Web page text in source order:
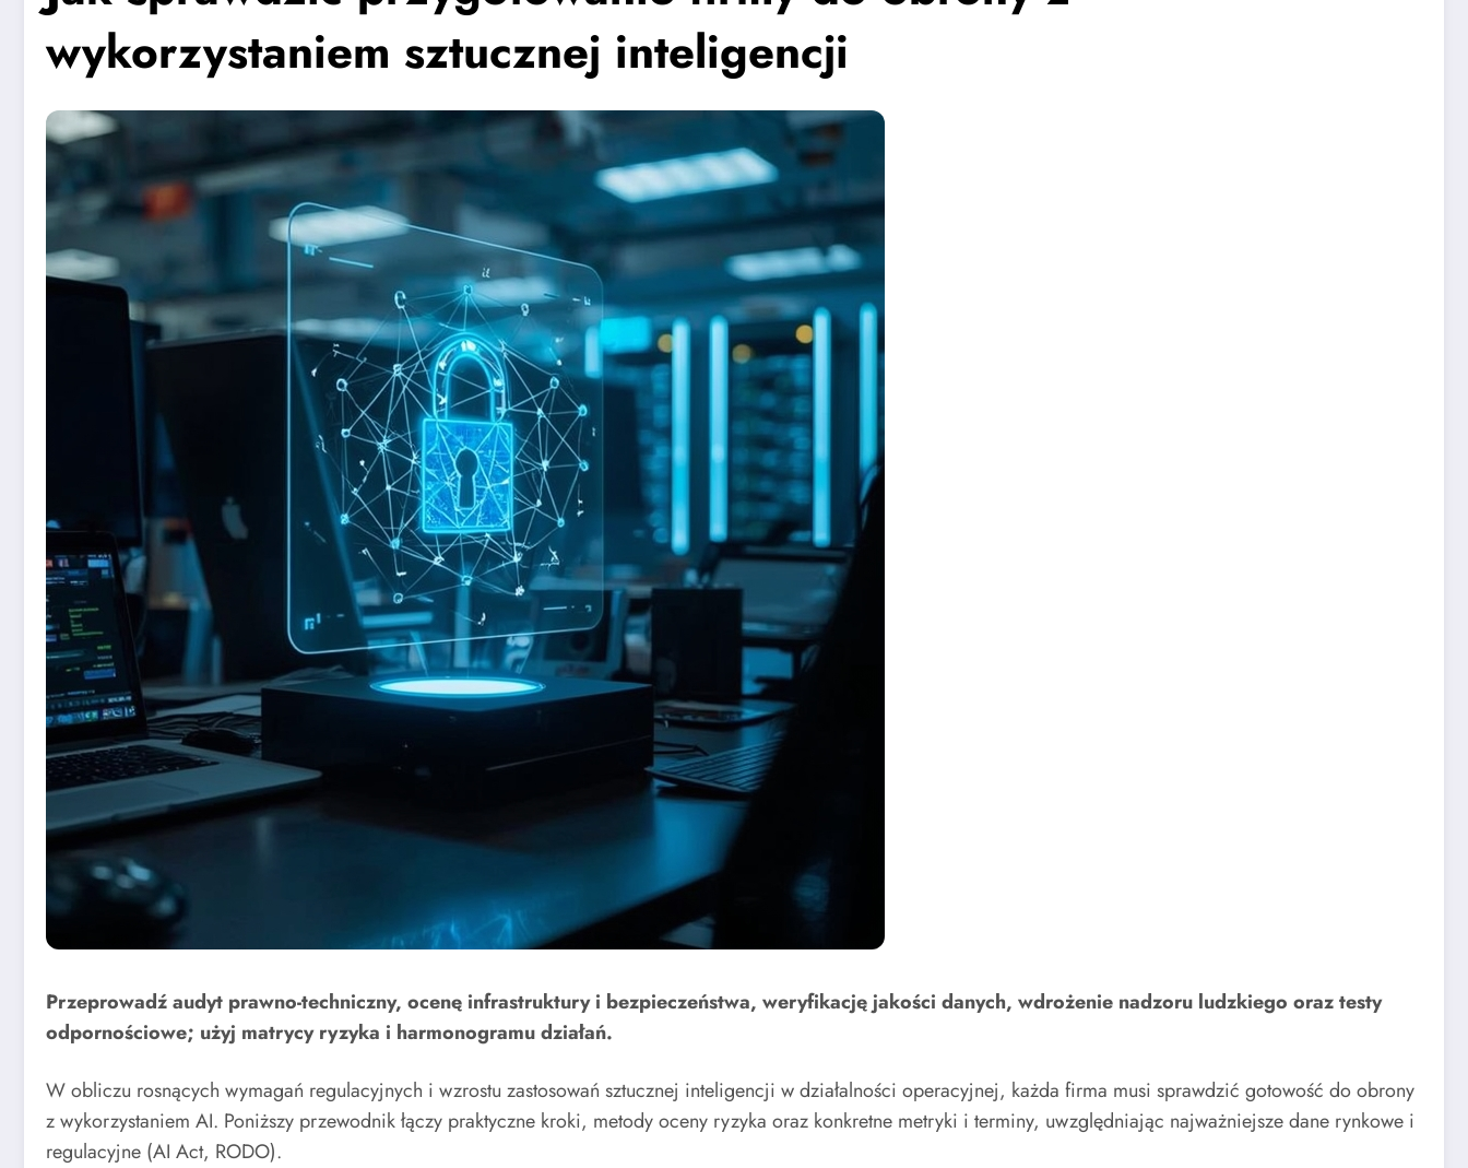
wykorzystaniem sztucznej inteligencji
Przeprowadź audyt prawno-techniczny, ocenę infrastruktury i bezpieczeństwa, weryfikację jakości danych, wdrożenie nadzoru ludzkiego oraz testy
odpornościowe; użyj matrycy ryzyka i harmonogramu działań.
W obliczu rosnących wymagań regulacyjnych i wzrostu zastosowań sztucznej inteligencji w działalności operacyjnej, każda firma musi sprawdzić gotowość do obrony
z wykorzystaniem AI. Poniższy przewodnik łączy praktyczne kroki, metody oceny ryzyka oraz konkretne metryki i terminy, uwzględniając najważniejsze dane rynkowe i
regulacyjne (AI Act, RODO).